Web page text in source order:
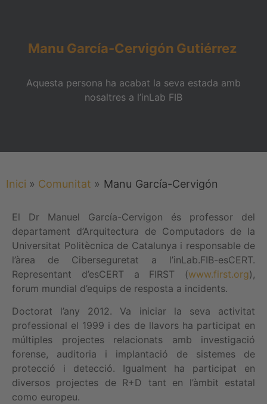
Manu García-Cervigón Gutiérrez
Aquesta persona ha acabat la seva estada amb
nosaltres a l’inLab FIB
Inici » Comunitat » Manu García-Cervigón
El Dr Manuel García-Cervigon és professor del
departament d’Arquitectura de Computadors de la
Universitat Politècnica de Catalunya i responsable de
l’àrea de Ciberseguretat a l’inLab.FIB-esCERT.
Representant d’esCERT a FIRST (www.first.org),
forum mundial d’equips de resposta a incidents.
Doctorat l’any 2012. Va iniciar la seva activitat
professional el 1999 i des de llavors ha participat en
múltiples projectes relacionats amb investigació
forense, auditoria i implantació de sistemes de
protecció i detecció. Igualment ha participat en
diversos projectes de R+D tant en l’àmbit estatal
como europeu.